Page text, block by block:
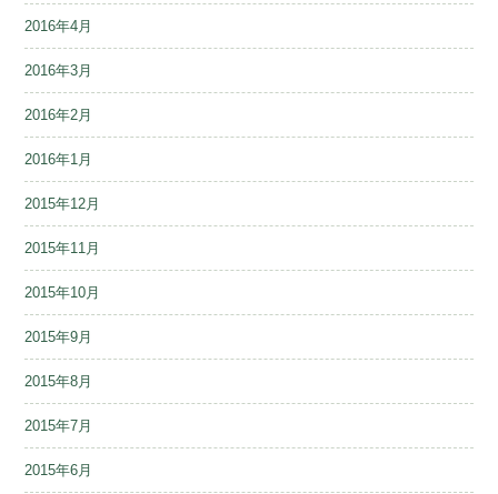
2016年4月
2016年3月
2016年2月
2016年1月
2015年12月
2015年11月
2015年10月
2015年9月
2015年8月
2015年7月
2015年6月